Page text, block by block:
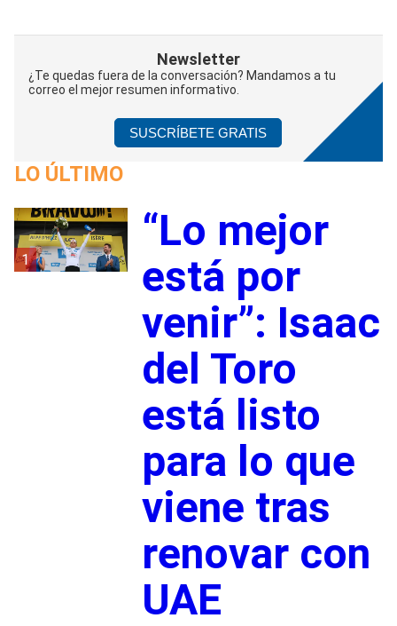
Newsletter
¿Te quedas fuera de la conversación? Mandamos a tu
correo el mejor resumen informativo.
SUSCRÍBETE GRATIS
LO ÚLTIMO
1
“Lo mejor
está por
venir”: Isaac
del Toro
está listo
para lo que
viene tras
renovar con
UAE